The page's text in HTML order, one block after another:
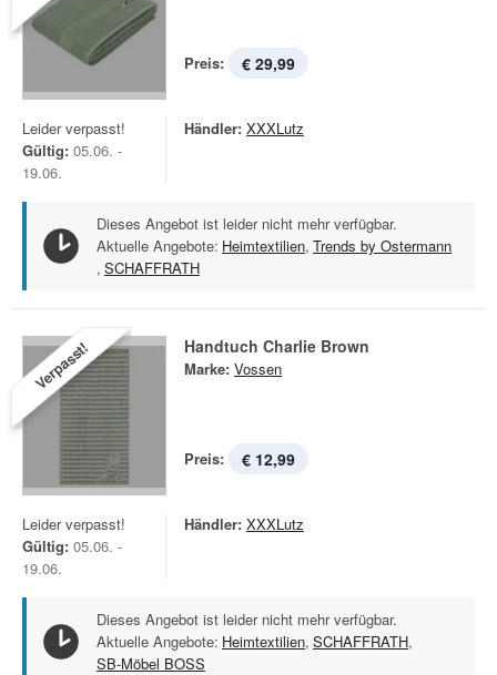
Preis: € 29,99
Leider verpasst!
Gültig: 05.06. -
19.06.
Händler: XXXLutz
Dieses Angebot ist leider nicht mehr verfügbar.
Aktuelle Angebote: Heimtextilien, Trends by Ostermann
, SCHAFFRATH
Verpasst! Handtuch Charlie Brown
Marke: Vossen
Preis: € 12,99
Leider verpasst!
Gültig: 05.06. -
19.06.
Händler: XXXLutz
Dieses Angebot ist leider nicht mehr verfügbar.
Aktuelle Angebote: Heimtextilien, SCHAFFRATH,
SB-Möbel BOSS